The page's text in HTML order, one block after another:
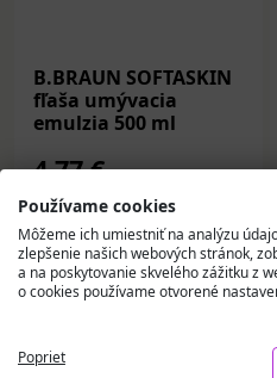
B.BRAUN SOFTASKIN
fľaša umývacia
emulzia 500 ml
4,77 €
Na sklade
Do košíka
Používame cookies
Môžeme ich umiestniť na analýzu
zlepšenie našich webových stránok,
a na poskytovanie skvelého zážitku z
o cookies používame otvorené
Poprieť